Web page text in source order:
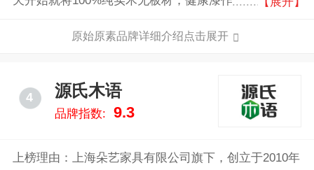
木家具，一面市就受到广大消费者的好评和追捧，一度
原始原素品牌详细介绍点击展开
4 源氏木语
品牌指数: 9.3
上榜理由：上海朵艺家具有限公司旗下，创立于2010年